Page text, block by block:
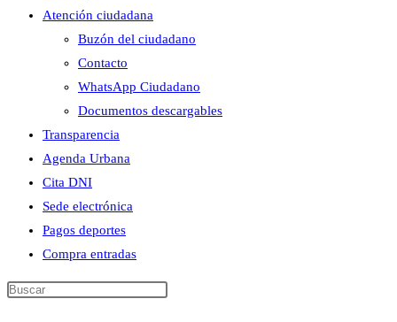
Atención ciudadana
Buzón del ciudadano
Contacto
WhatsApp Ciudadano
Documentos descargables
Transparencia
Agenda Urbana
Cita DNI
Sede electrónica
Pagos deportes
Compra entradas
Buscar